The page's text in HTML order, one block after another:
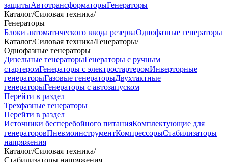
защитыАвтотрансформаторыГенераторы
Каталог/Силовая техника/
Генераторы
Блоки автоматического ввода резерваОднофазные генераторы
Каталог/Силовая техника/Генераторы/
Однофазные генераторы
Дизельные генераторыГенераторы с ручным
стартеромГенераторы с электростартеромИнверторные
генераторыГазовые генераторыДвухтактные
генераторыГенераторы с автозапуском
Перейти в раздел
Трехфазные генераторы
Перейти в раздел
Источники бесперебойного питанияКомплектующие для
генераторовПневмоинструментКомпрессорыСтабилизаторы
напряжения
Каталог/Силовая техника/
Стабилизаторы напряжения